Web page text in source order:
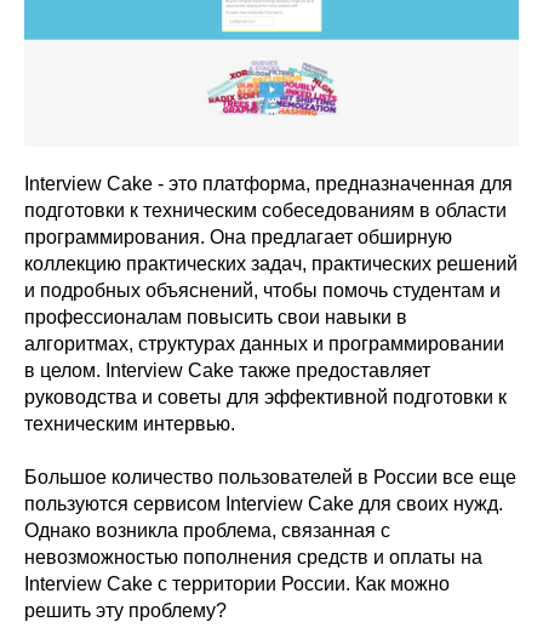
Interview Cake - это платформа, предназначенная для
подготовки к техническим собеседованиям в области
программирования. Она предлагает обширную
коллекцию практических задач, практических решений
и подробных объяснений, чтобы помочь студентам и
профессионалам повысить свои навыки в
алгоритмах, структурах данных и программировании
в целом. Interview Cake также предоставляет
руководства и советы для эффективной подготовки к
техническим интервью.
Большое количество пользователей в России все еще
пользуются сервисом Interview Cake для своих нужд.
Однако возникла проблема, связанная с
невозможностью пополнения средств и оплаты на
Interview Cake с территории России. Как можно
решить эту проблему?